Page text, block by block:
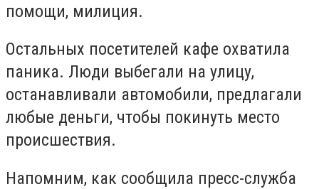
помощи, милиция.
Остальных посетителей кафе охватила
паника. Люди выбегали на улицу,
останавливали автомобили, предлагали
любые деньги, чтобы покинуть место
происшествия.
Напомним, как сообщила пресс-служба